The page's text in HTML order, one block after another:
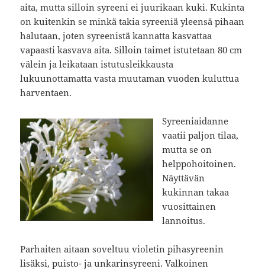
aita, mutta silloin syreeni ei juurikaan kuki. Kukinta
on kuitenkin se minkä takia syreeniä yleensä pihaan
halutaan, joten syreenistä kannatta kasvattaa
vapaasti kasvava aita. Silloin taimet istutetaan 80 cm
välein ja leikataan istutusleikkausta
lukuunottamatta vasta muutaman vuoden kuluttua
harventaen.
Syreeniaidanne
vaatii paljon tilaa,
mutta se on
helppohoitoinen.
Näyttävän
kukinnan takaa
vuosittainen
lannoitus.
Parhaiten aitaan soveltuu violetin pihasyreenin
lisäksi, puisto- ja unkarinsyreeni. Valkoinen